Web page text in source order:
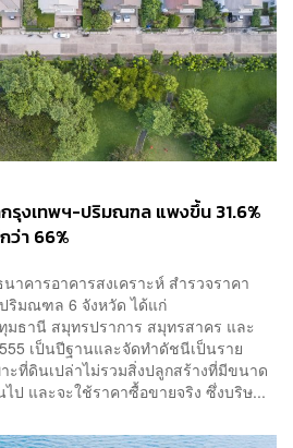
รุงเทพฯ-ปริมณฑล แพงขึ้น 31.6%
ว่า 66%
คารอาคารสงเคราะห์ สำรวจราคา
ริมณฑล 6 จังหวัด ได้แก่
ธานี สมุทรปราการ สมุทรสาคร และ
เป็นปีฐานและจัดทำดัชนีเป็นราย
ะที่ดินเปล่าไม่รวมสิ่งปลูกสร้างที่มีขนาด
ป และจะใช้ราคาซื้อขายจริง ซึ่งบริษ...